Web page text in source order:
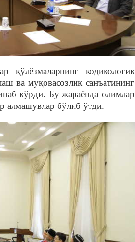
қўлёзмаларнинг кодикологик
ва муқовасозлик санъатининг
кўрди. Бу жараёнда олимлар
алмашувлар бўлиб ўтди.